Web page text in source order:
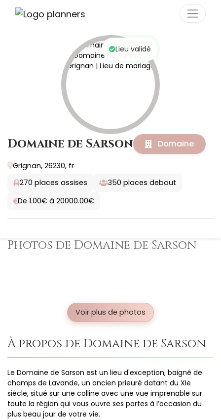
Lieu validé
Domaine de Sarson Domaine
Grignan, 26230, fr
270 places assises 350 places debout
De 1.00€ à 20000.00€
Photos de Domaine de Sarson
Voir plus de photos
À propos de Domaine de Sarson
Le Domaine de Sarson est un lieu d'exception, baigné de
champs de Lavande, un ancien prieuré datant du XIe
siècle, situé sur une colline avec une vue imprenable sur
toute la région qui vous ouvre ses portes à l’occasion du
plus beau jour de votre vie.
Panneau de gestion des cookies